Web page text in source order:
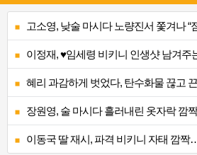
고소영, 낮술 마시다 노량진서 쫓겨나 “
이정재, ♥임세령 비키니 인생샷 남겨
혜리 과감하게 벗었다, 탄수화물 끊고
장원영, 술 마시다 흘러내린 옷자락 깜
이동국 딸 재시, 파격 비키니 자태 깜짝